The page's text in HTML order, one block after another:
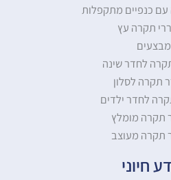
עם כנפיים מתקפלות
תקרה עץ
מבצעים
לחדר שינה
תקרה לסלון
לחדר ילדים
תקרה מומלץ
תקרה מעוצב
חיוני